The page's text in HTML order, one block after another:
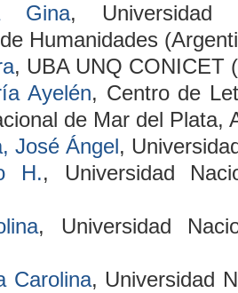
Gina,
Humanidades
, UBA UNQ CONICET
Ayelén, Centro de
de Mar del Plata,
José Ángel,
H., Universidad
, Universidad
Carolina, Universidad